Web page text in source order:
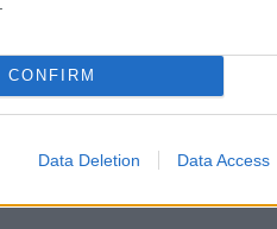
CONFIRM
Data Deletion Data Access
BEJELENTKEZÉS